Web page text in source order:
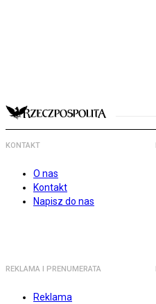
KONTAKT
O nas
Kontakt
Napisz do nas
REKLAMA I PRENUMERATA
Reklama